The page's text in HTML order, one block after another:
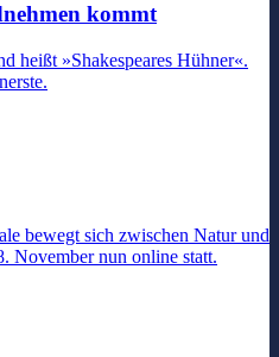
kommt
heißt »Shakespeares Hühner«.
bewegt sich zwischen Natur und
November nun online statt.